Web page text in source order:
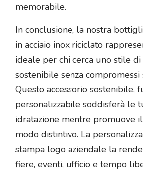
memorabile.
In conclusione, la nostra
in acciaio inox riciclato
ideale per chi cerca uno stile di
sostenibile senza
Questo accessorio sostenibile,
personalizzabile soddisferà le
idratazione mentre promuove
modo distintivo. La
stampa logo aziendale la
fiere, eventi, ufficio e tempo